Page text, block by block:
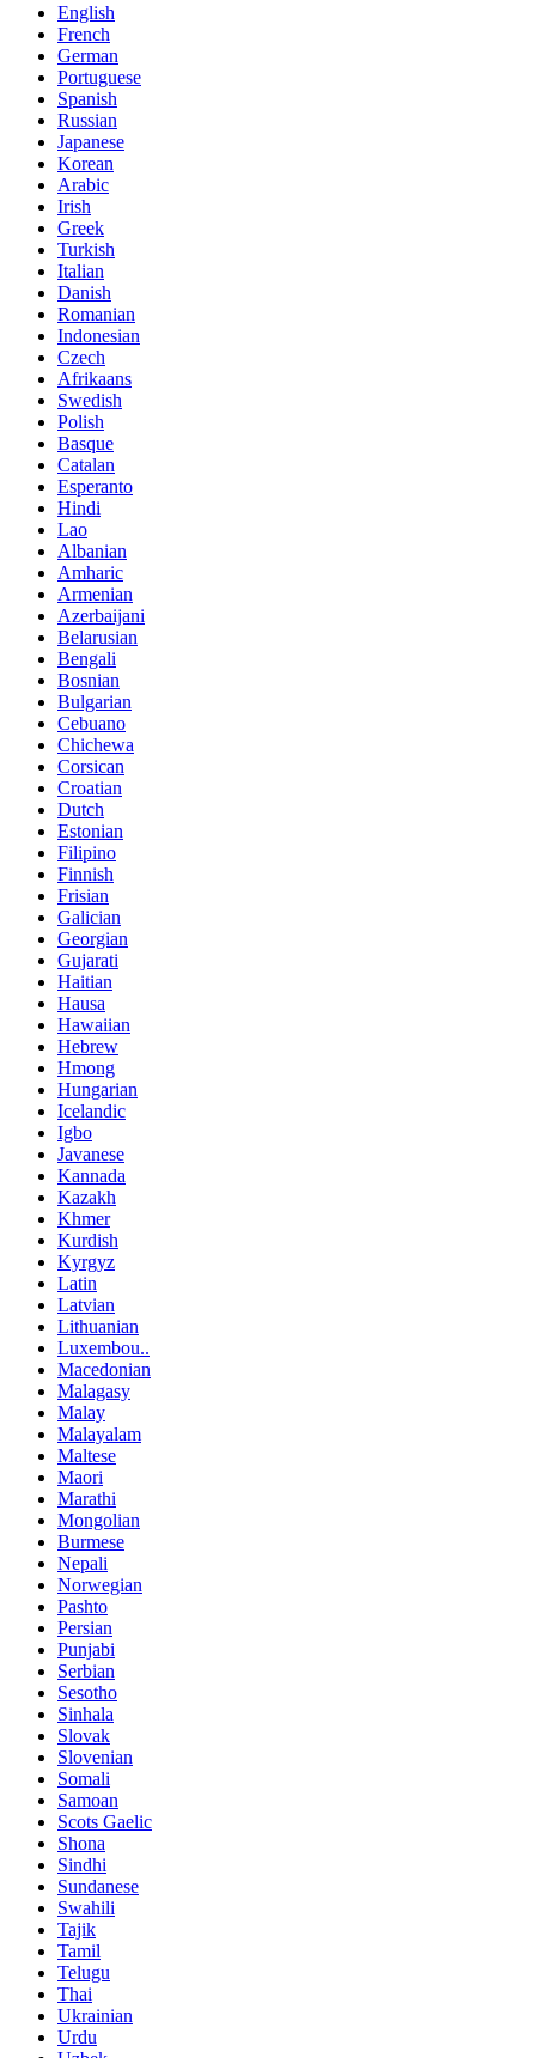
English
French
German
Portuguese
Spanish
Russian
Japanese
Korean
Arabic
Irish
Greek
Turkish
Italian
Danish
Romanian
Indonesian
Czech
Afrikaans
Swedish
Polish
Basque
Catalan
Esperanto
Hindi
Lao
Albanian
Amharic
Armenian
Azerbaijani
Belarusian
Bengali
Bosnian
Bulgarian
Cebuano
Chichewa
Corsican
Croatian
Dutch
Estonian
Filipino
Finnish
Frisian
Galician
Georgian
Gujarati
Haitian
Hausa
Hawaiian
Hebrew
Hmong
Hungarian
Icelandic
Igbo
Javanese
Kannada
Kazakh
Khmer
Kurdish
Kyrgyz
Latin
Latvian
Lithuanian
Luxembou..
Macedonian
Malagasy
Malay
Malayalam
Maltese
Maori
Marathi
Mongolian
Burmese
Nepali
Norwegian
Pashto
Persian
Punjabi
Serbian
Sesotho
Sinhala
Slovak
Slovenian
Somali
Samoan
Scots Gaelic
Shona
Sindhi
Sundanese
Swahili
Tajik
Tamil
Telugu
Thai
Ukrainian
Urdu